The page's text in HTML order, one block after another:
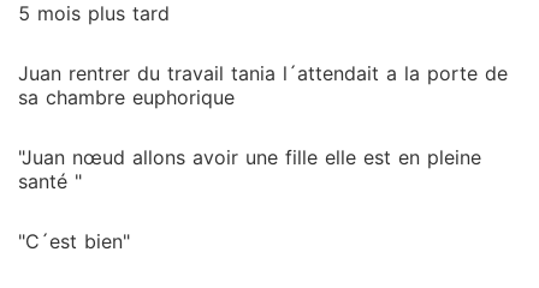
5 mois plus tard
Juan rentrer du travail tania l´attendait a la porte de
sa chambre euphorique
"Juan nœud allons avoir une fille elle est en pleine
santé "
"C´est bien"